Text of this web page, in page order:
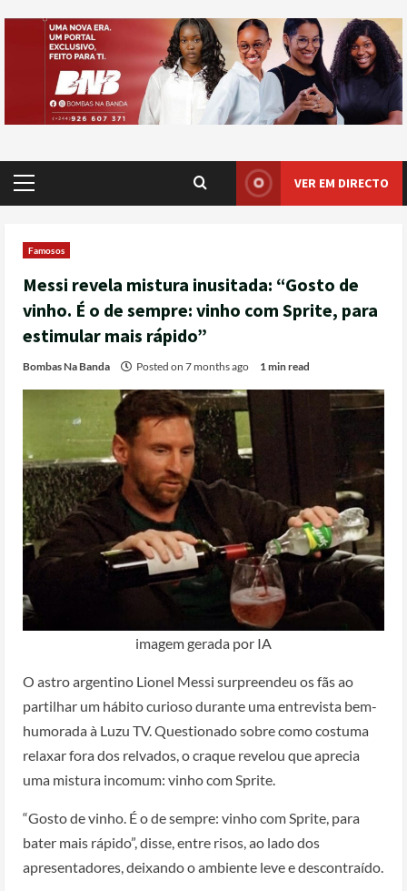
VER EM DIRECTO
Famosos
Messi revela mistura inusitada: “Gosto de
vinho. É o de sempre: vinho com Sprite, para
estimular mais rápido”
Bombas Na Banda Posted on 7 months ago 1 min read
imagem gerada por IA
O astro argentino Lionel Messi surpreendeu os fãs ao
partilhar um hábito curioso durante uma entrevista bem-
humorada à Luzu TV. Questionado sobre como costuma
relaxar fora dos relvados, o craque revelou que aprecia
uma mistura incomum: vinho com Sprite.
“Gosto de vinho. É o de sempre: vinho com Sprite, para
bater mais rápido”, disse, entre risos, ao lado dos
apresentadores, deixando o ambiente leve e descontraído.